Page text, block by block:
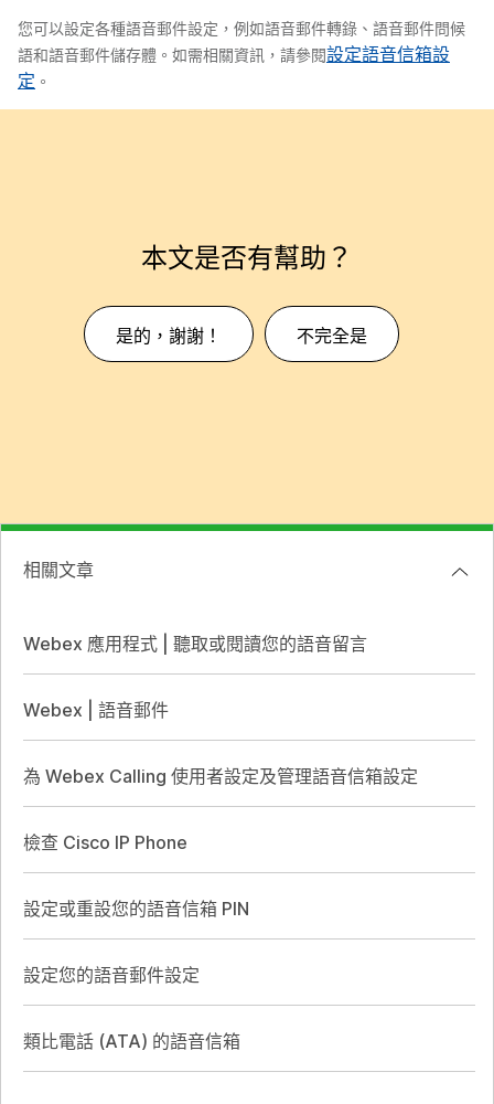
您可以設定各種語音郵件設定，例如語音郵件轉錄、語音郵件問候
語和語音郵件儲存體。如需相關資訊，請參閱設定語音信箱設
定 。
本文是否有幫助？
是的，謝謝！ 不完全是
相關文章
Webex 應用程式 | 聽取或閱讀您的語音留言
Webex | 語音郵件
為 Webex Calling 使用者設定及管理語音信箱設定
檢查 Cisco IP Phone
設定或重設您的語音信箱 PIN
設定您的語音郵件設定
類比電話 (ATA) 的語音信箱